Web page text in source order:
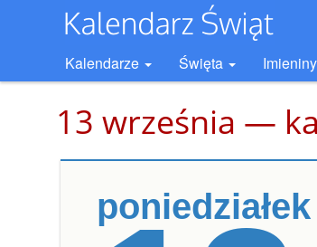
Kalendarze Święta Imieniny
13 września —
poniedziałek